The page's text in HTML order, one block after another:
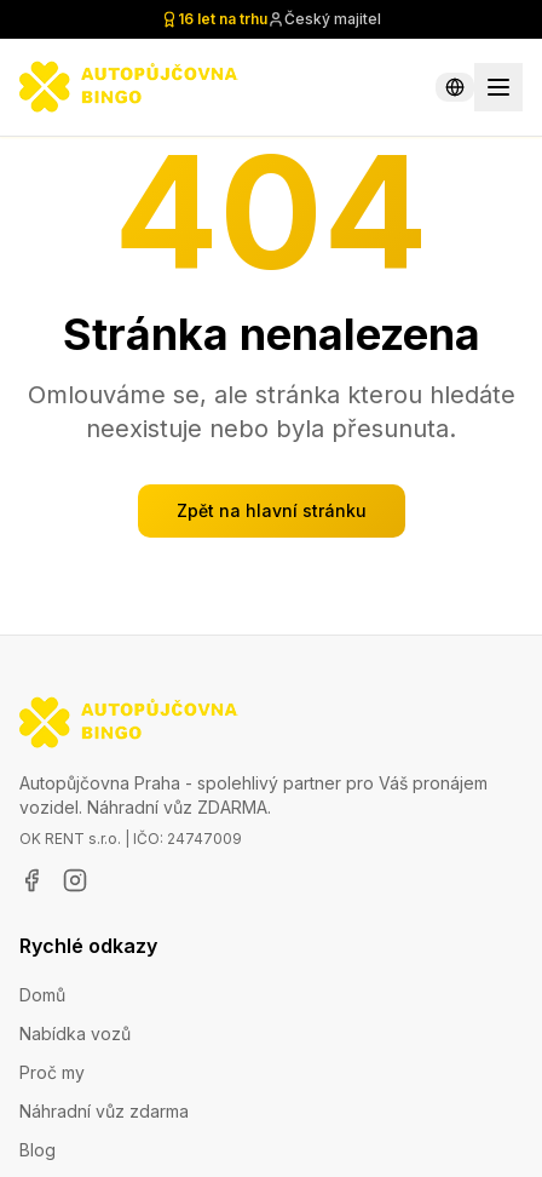
16 let na trhu Český majitel
404
Stránka nenalezena
Omlouváme se, ale stránka kterou hledáte
neexistuje nebo byla přesunuta.
Zpět na hlavní stránku
Autopůjčovna Praha - spolehlivý partner pro Váš pronájem
vozidel. Náhradní vůz ZDARMA.
OK RENT s.r.o. | IČO: 24747009
Rychlé odkazy
Domů
Nabídka vozů
Proč my
Náhradní vůz zdarma
Blog